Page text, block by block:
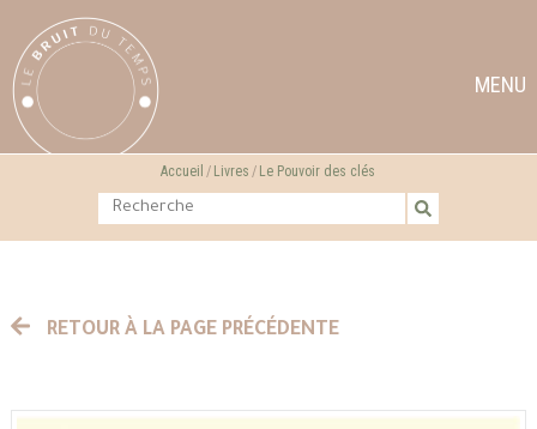
MENU
Accueil Livres Le Pouvoir des clés
RETOUR À LA PAGE PRÉCÉDENTE